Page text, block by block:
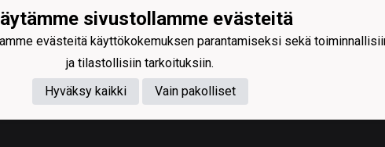
sivustollamme evästeitä
evästeitä käyttökokemuksen parantamiseksi sekä
ja tilastollisiin tarkoituksiin.
Hyväksy kaikki
Vain pakolliset